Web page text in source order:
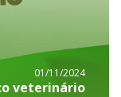
01/11/2024
veterinário